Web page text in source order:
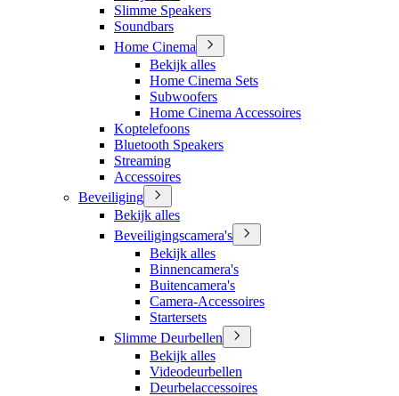
Slimme Speakers
Soundbars
Home Cinema
Bekijk alles
Home Cinema Sets
Subwoofers
Home Cinema Accessoires
Koptelefoons
Bluetooth Speakers
Streaming
Accessoires
Beveiliging
Bekijk alles
Beveiligingscamera's
Bekijk alles
Binnencamera's
Buitencamera's
Camera-Accessoires
Startersets
Slimme Deurbellen
Bekijk alles
Videodeurbellen
Deurbelaccessoires